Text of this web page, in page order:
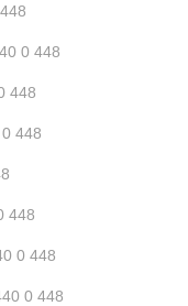
0 448
448
448
448
0 448
0 448